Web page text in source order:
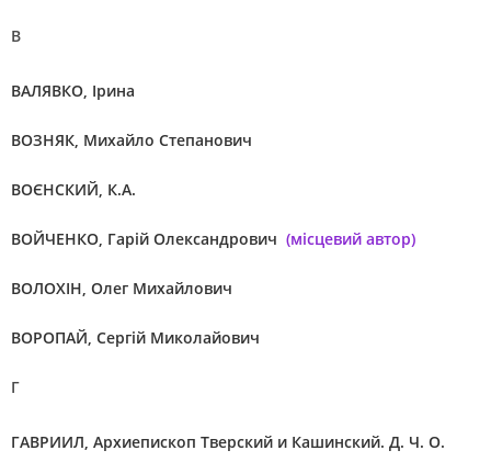
В
ВАЛЯВКО, Ірина
ВОЗНЯК, Михайло Степанович
ВОЄНСКИЙ, К.А.
ВОЙЧЕНКО, Гарій Олександрович (місцевий автор)
ВОЛОХІН, Олег Михайлович
ВОРОПАЙ, Сергій Миколайович
Г
ГАВРИИЛ, Архиепископ Тверский и Кашинский. Д. Ч. О.